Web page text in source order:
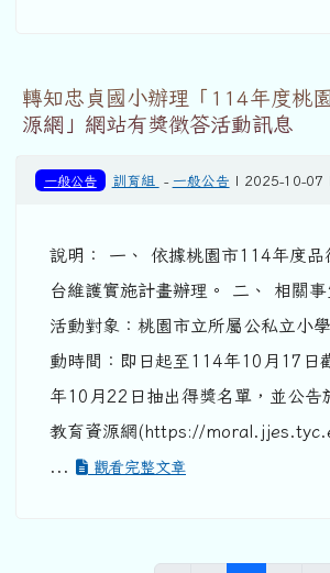
轉知忠貞國小辦理「114年度桃
源網」網站有獎徵答活動訊息
一般公告 訓育組 - 一般公告 | 2025-10-07
說明： 一、 依據桃園市114年度品
台維護實施計畫辦理。 二、 相關
活動對象：桃園市立所屬公私立小
動時間：即日起至114年10月17日
年10月22日抽出得獎名單，並公告
教育資源網(https://
觀看完整文章